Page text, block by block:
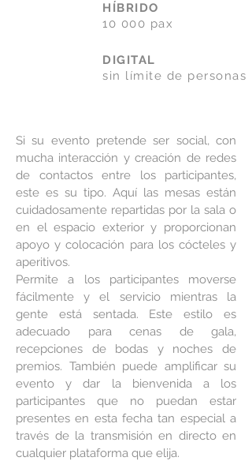
HÍBRIDO
10 000 pax
DIGITAL
sin límite de personas
Si su evento pretende ser social, con
mucha interacción y creación de redes
de contactos entre los participantes,
este es su tipo. Aquí las mesas están
cuidadosamente repartidas por la sala o
en el espacio exterior y proporcionan
apoyo y colocación para los cócteles y
aperitivos.
Permite a los participantes moverse
fácilmente y el servicio mientras la
gente está sentada. Este estilo es
adecuado para cenas de gala,
recepciones de bodas y noches de
premios. También puede amplificar su
evento y dar la bienvenida a los
participantes que no puedan estar
presentes en esta fecha tan especial a
través de la transmisión en directo en
cualquier plataforma que elija.